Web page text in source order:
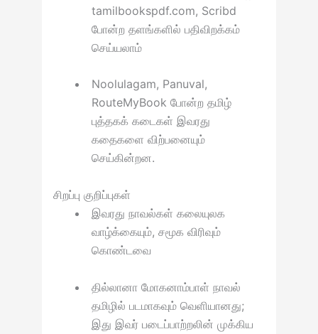
tamilbookspdf.com, Scribd
போன்ற தளங்களில் பதிவிறக்கம்
செய்யலாம்
Noolulagam, Panuval,
RouteMyBook போன்ற தமிழ்
புத்தகக் கடைகள் இவரது
கதைகளை விற்பனையும்
செய்கின்றன.
சிறப்பு குறிப்புகள்
இவரது நாவல்கள் கலையுலக
வாழ்க்கையும், சமூக விரிவும்
கொண்டவை
தில்லானா மோகனாம்பாள் நாவல்
தமிழில் படமாகவும் வெளியானது;
இது இவர் படைப்பாற்றலின் முக்கிய